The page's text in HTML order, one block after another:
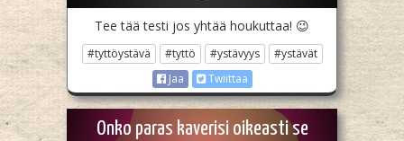
Tee tää testi jos yhtää houkuttaa! 😉
#tyttöystävä #tyttö #ystävyys
#ystävät
Jaa
Twiittaa
Onko paras kaverisi oikeasti se